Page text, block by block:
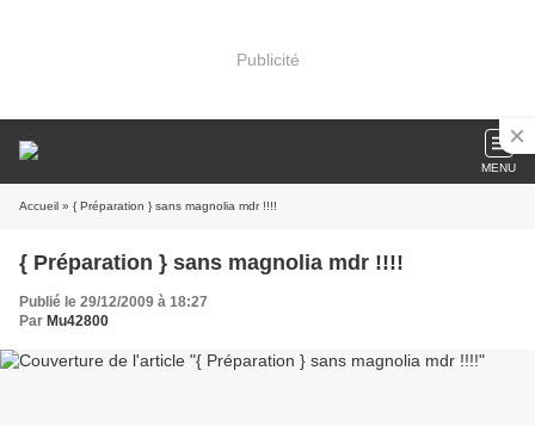
Publicité
MENU
Accueil » { Préparation } sans magnolia mdr !!!!
{ Préparation } sans magnolia mdr !!!!
Publié le 29/12/2009 à 18:27
Par Mu42800